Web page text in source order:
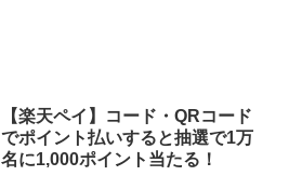
【楽天ペイ】コード・QRコード
でポイント払いすると抽選で1万
名に1,000ポイント当たる！